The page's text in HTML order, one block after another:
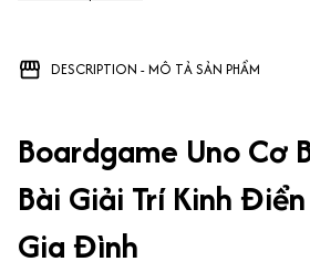
DESCRIPTION - MÔ TẢ SẢN PHẨM
Boardgame Uno Cơ
Bài Giải Trí Kinh
Gia Đình